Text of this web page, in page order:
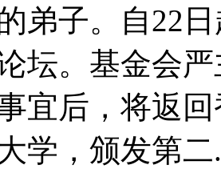
弟子。自22
坛。基金会
宜后，将返
学，颁发第二